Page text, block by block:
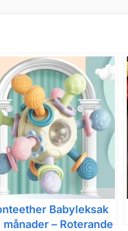
Babyleksak
månader – Roterande